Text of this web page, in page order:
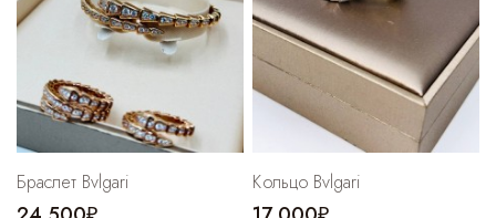
Браслет Bvlgari Кольцо Bvlgari